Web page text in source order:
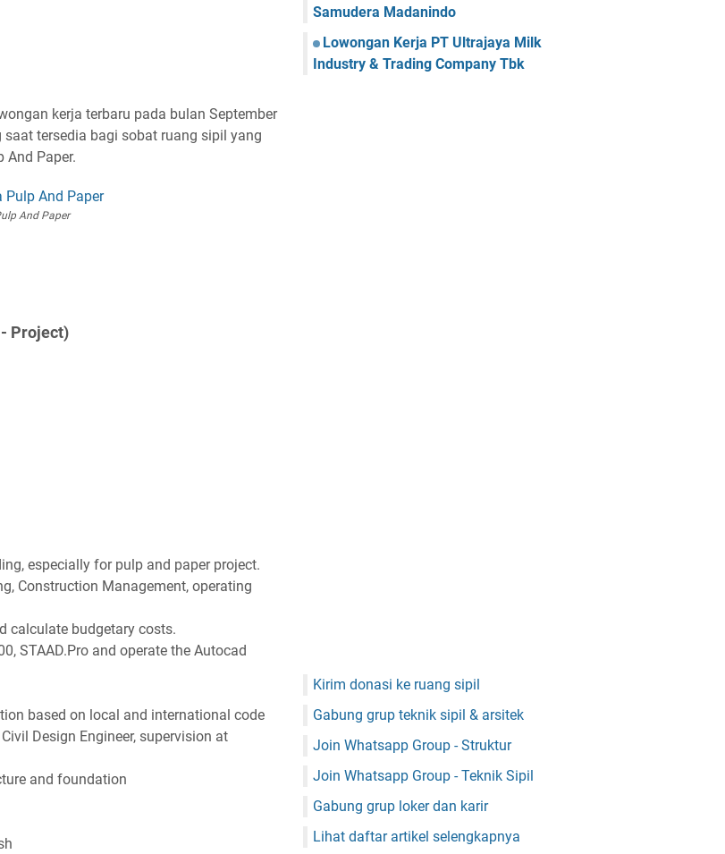
kerja terbaru pada bulan September
tersedia bagi sobat ruang sipil yang
And Paper.
And Paper
Project)
especially for pulp and paper project.
Construction Management, operating
calculate budgetary costs.
STAAD.Pro and operate the Autocad
based on local and international code
Design Engineer, supervision at
and foundation
Samudera Madanindo
Lowongan Kerja PT Ultrajaya Milk
Industry & Trading Company Tbk
Kirim donasi ke ruang sipil
Gabung grup teknik sipil & arsitek
Join Whatsapp Group - Struktur
Join Whatsapp Group - Teknik Sipil
Gabung grup loker dan karir
Lihat daftar artikel selengkapnya